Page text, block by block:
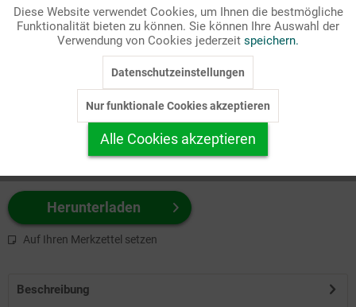
Passende Stichworte
Kinderseite
zuerst Ihr Produktformat aus.
z.B. Farbe-Grafik, Schwarz-Weiß-Grafik, mit/ohne Text ...
Herunterladen
Auf Ihren Merkzettel setzen
Beschreibung
Marketing Inaktiv
Personalisierung Inaktiv
Service
Diese Website verwendet Cookies, um Ihnen die bestmögliche
Funktionalität bieten zu können. Sie können Ihre Auswahl der
Verwendung von Cookies jederzeit speichern.
Datenschutzeinstellungen
Nur funktionale Cookies akzeptieren
Alle Cookies akzeptieren